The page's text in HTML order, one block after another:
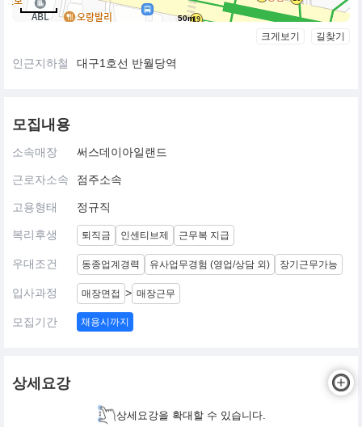
50m
크게보기 길찾기
인근지하철 대구1호선 반월당역
모집내용
소속매장 써스데이아일랜드
근로자소속 점주소속
고용형태 정규직
복리후생 퇴직금 인센티브제 근무복 지급
우대조건 동종업계경력 유사업무경험 (영업/상담 외) 장기근무가능
입사과정 매장면접 > 매장근무
모집기간 채용시까지
상세요강
상세요강을 확대할 수 있습니다.